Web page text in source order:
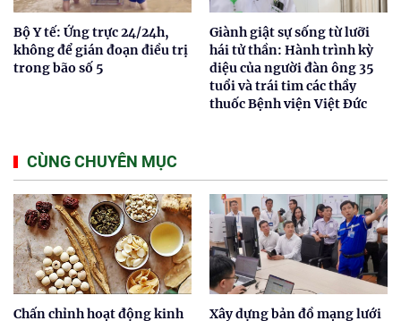
Bộ Y tế: Ứng trực 24/24h,
không để gián đoạn điều trị
trong bão số 5
Giành giật sự sống từ lưỡi
hái tử thần: Hành trình kỳ
diệu của người đàn ông 35
tuổi và trái tim các thầy
thuốc Bệnh viện Việt Đức
CÙNG CHUYÊN MỤC
Chấn chỉnh hoạt động kinh Xây dựng bản đồ mạng lưới